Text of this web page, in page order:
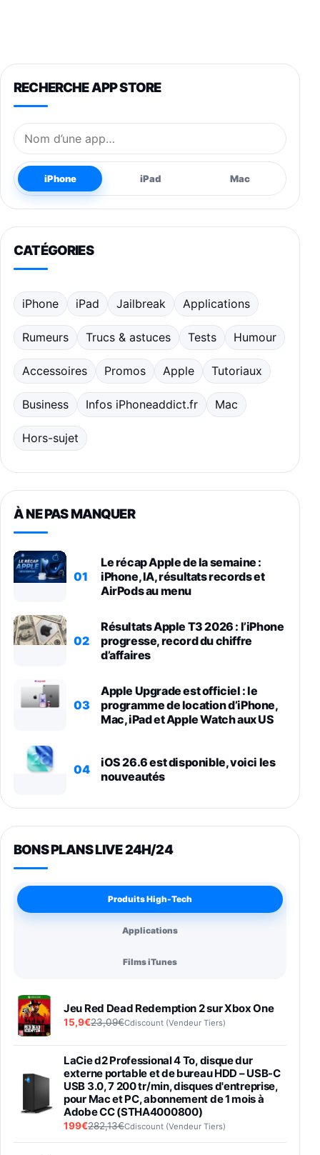
RECHERCHE APP STORE
Nom de l’application
iPhone iPad Mac
CATÉGORIES
iPhone iPad Jailbreak Applications
Rumeurs Trucs & astuces Tests Humour
Accessoires Promos Apple Tutoriaux
Business Infos iPhoneaddict.fr Mac
Hors-sujet
À NE PAS MANQUER
01
Le récap Apple de la semaine :
iPhone, IA, résultats records et
AirPods au menu
02
Résultats Apple T3 2026 : l’iPhone
progresse, record du chiffre
d’affaires
03
Apple Upgrade est officiel : le
programme de location d’iPhone,
Mac, iPad et Apple Watch aux US
04
iOS 26.6 est disponible, voici les
nouveautés
BONS PLANS LIVE 24H/24
Produits High-Tech
Applications
Films iTunes
Jeu Red Dead Redemption 2 sur Xbox One
15,9€23,09€Cdiscount (Vendeur Tiers)
LaCie d2 Professional 4 To, disque dur
externe portable et de bureau HDD – USB-C
USB 3.0, 7 200 tr/min, disques d'entreprise,
pour Mac et PC, abonnement de 1 mois à
Adobe CC (STHA4000800)
199€282,13€Cdiscount (Vendeur Tiers)